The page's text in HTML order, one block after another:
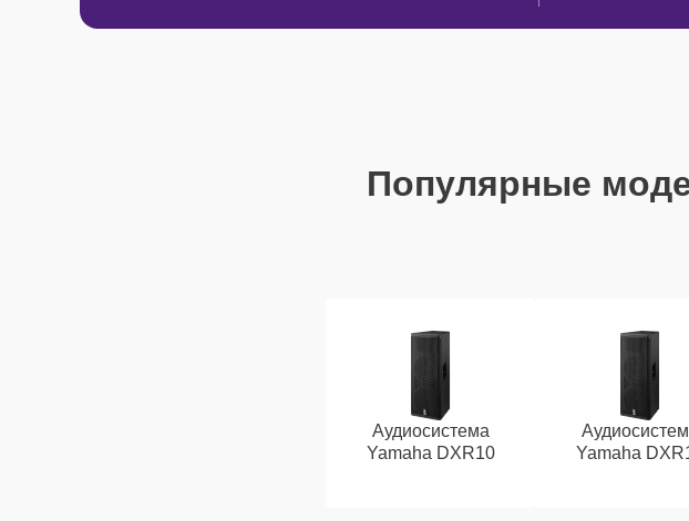
Популярные
Аудиосистема
Yamaha DXR10
Yamaha